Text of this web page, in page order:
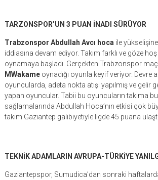
TARZONSPOR’UN 3 PUAN İNADI SÜRÜYOR
Trabzonspor Abdullah Avcı hoca ile
iddiasına devam ediyor. Takım farklı ve göze
oynamaya başladı. Gerçekten Trabzonspor
MWakameoynadığı oyunla keyif veriyor. Devre
oyuncularda, adeta nokta atışı yapılmış ve gelir
yapan oyuncular. Tabii bu oyuncuların takıma bu
sağlamalarında Abdullah Hoca’nın etkisi çok
takım Gaziantep galibiyetiyle ligde 45 puana ulaştı.
TEKNİK ADAMLARIN AVRUPA-TÜRKİYE
Gaziantepspor, Sumudica’dan sonraki